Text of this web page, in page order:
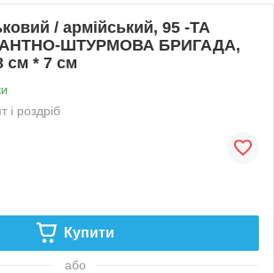
/ армійський, 95 -ТА
ШТУРМОВА БРИГАДA,
см * 7 см
і роздріб
Купити
або